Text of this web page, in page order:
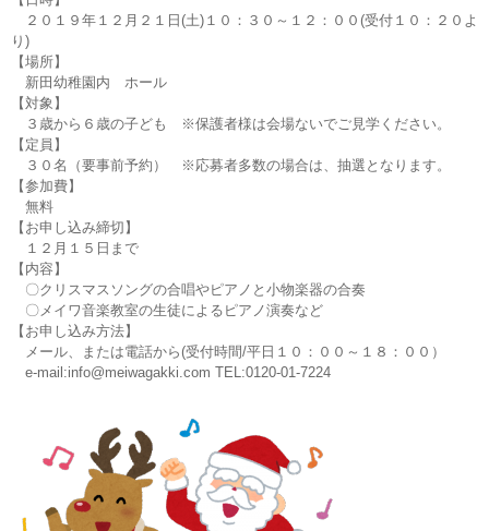
２０１９年１２月２１日(土)１０：３０～１２：００(受付１０：２０よ
り)
【場所】
新田幼稚園内 ホール
【対象】
３歳から６歳の子ども ※保護者様は会場ないでご見学ください。
【定員】
３０名（要事前予約） ※応募者多数の場合は、抽選となります。
【参加費】
無料
【お申し込み締切】
１２月１５日まで
【内容】
〇クリスマスソングの合唱やピアノと小物楽器の合奏
〇メイワ音楽教室の生徒によるピアノ演奏など
【お申し込み方法】
メール、または電話から(受付時間/平日１０：００～１８：００）
e-mail:info@meiwagakki.com TEL:0120-01-7224